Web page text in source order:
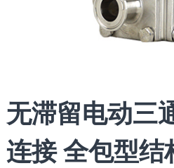
无滞留电动三
连接 全包型结